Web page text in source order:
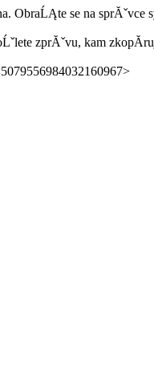
ObraĹĄte se na sprĂˇvce
zprĂˇvu, kam